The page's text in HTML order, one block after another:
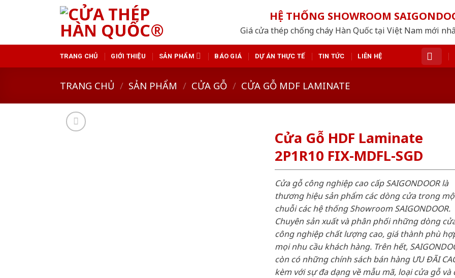
HỆ THỐNG SHOWROOM
Giá cửa thép chống cháy Hàn Quốc tại Việt Nam mới
TRANG CHỦ GIỚI THIỆU SẢN PHẨM BÁO GIÁ DỰ ÁN THỰC TẾ TIN TỨC LIÊN HỆ
TRANG CHỦ / SẢN PHẨM / CỬA GỖ / CỬA GỖ MDF LAMINATE
Cửa Gỗ HDF Laminate
2P1R10 FIX-MDFL-SGD
Cửa gỗ công nghiệp cao cấp SAIGONDOOR là
thương hiệu sản phẩm các dòng cửa trong
chuỗi các hệ thống Showroom SAIGONDOOR.
Chuyên sản xuất và phân phối những dòng
công nghiệp chất lượng cao, giá thành phù
mọi nhu cầu khách hàng. Trên hết,
còn có những chính sách bán hàng ƯU ĐÃI
kèm với sự đa dạng về mẫu mã, loại cửa gỗ và